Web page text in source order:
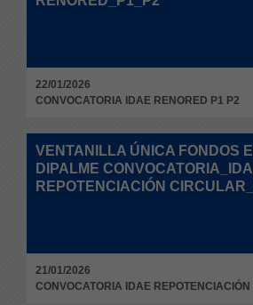
22/01/2026
CONVOCATORIA IDAE RENORED P1 P2
VENTANILLA ÚNICA FONDOS
DIPALME
REPOTENCIACIÓN
21/01/2026
CONVOCATORIA IDAE